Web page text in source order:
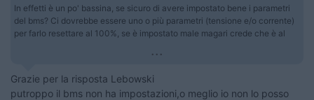
In effetti è un po' bassina, se sicuro di avere impostato bene i parametri
del bms? Ci dovrebbe essere uno o più parametri (tensione e/o corrente)
per farlo resettare al 100%, se è impostato male magari crede che è al
...
Grazie per la risposta Lebowski
putroppo il bms non ha impostazioni,o meglio io non lo posso